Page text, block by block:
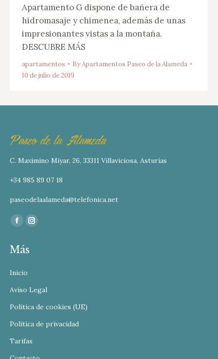
Apartamento G dispone de bañera de
hidromasaje y chimenea, además de unas
impresionantes vistas a la montaña.
DESCUBRE MÁS
apartamentos ByApartamentos Paseo de la Alameda
10 de julio de 2019
C. Maximino Miyar, 26, 33311 Villaviciosa, Asturias
+34 985 89 07 18
paseodelaalameda@telefonica.net
Find us on:
Facebook
opens
new
window
Instagram
window
Más
Inicio
Aviso Legal
Política de cookies (UE)
Política de privacidad
Tarifas